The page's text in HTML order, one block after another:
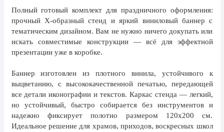
День геолога (первое воскресенье
апреля)
12 апреля, День космонавтики
18 апреля, Дни исторического и
культурного наследия
1 мая, праздник Весны и Труда
6 мая, День герба и флага города
Москвы
Полный готовый комплект для праздничного оформления:
прочный X-образный стенд и яркий виниловый баннер с
тематическим дизайном. Вам не нужно ничего докупать или
искать совместимые конструкции — всё для эффектной
презентации уже в коробке.
Баннер изготовлен из плотного винила, устойчивого к
выцветанию, с высококачественной печатью, передающей
все детали иконографии и текстов. Каркас стенда — легкий,
но устойчивый, быстро собирается без инструментов и
надежно фиксирует полотно размером 120х200 см.
Идеальное решение для храмов, приходов, воскресных школ